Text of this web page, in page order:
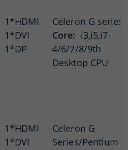
1*HDMI
1*DVI
1*DP
Celeron G series
Core: i3,i5,i7-
4/6/7/8/9th
Desktop CPU
1*HDMI
1*DVI
Celeron G
Series/Pentium